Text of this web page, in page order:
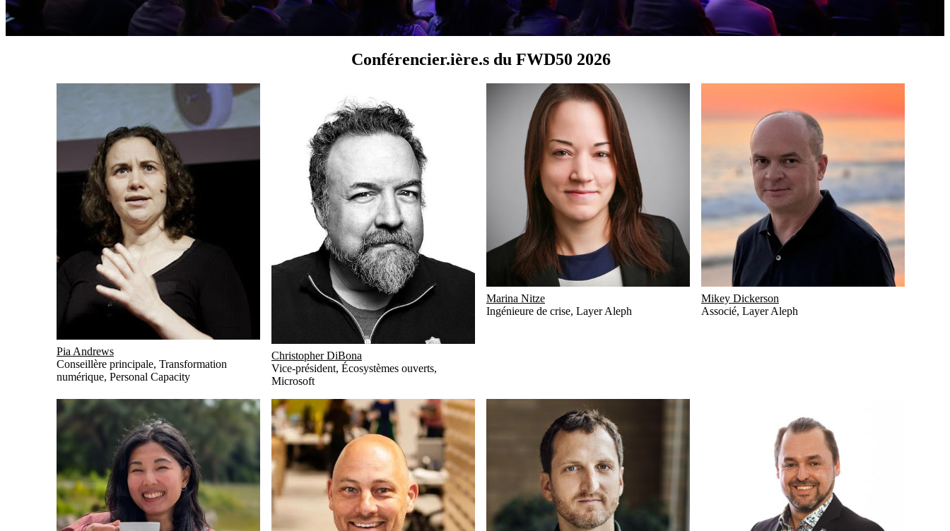
Conférencier.ière.s du FWD50 2026
Pia Andrews
Conseillère principale, Transformation
numérique, Personal Capacity
Christopher DiBona
Vice-président, Écosystèmes ouverts,
Microsoft
Marina Nitze
Ingénieure de crise, Layer Aleph
Mikey Dickerson
Associé, Layer Aleph